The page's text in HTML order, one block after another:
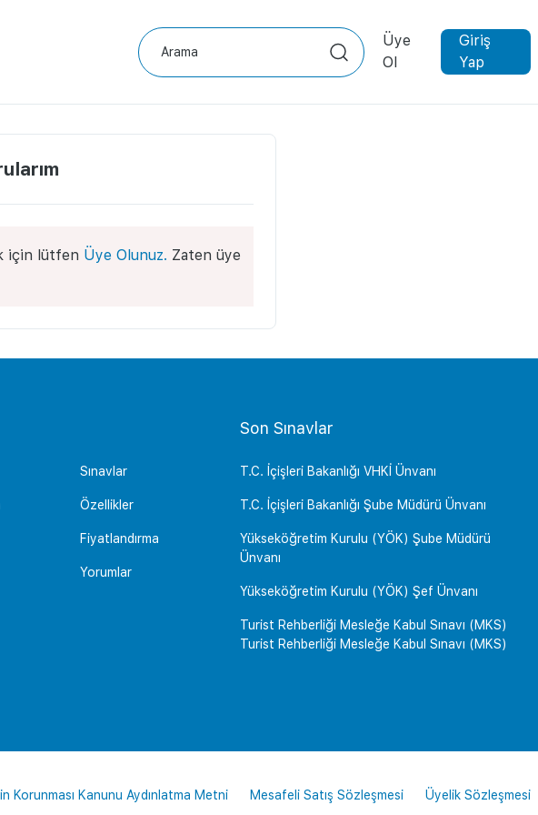
Üye
Ol
Giriş
Yap
için lütfen Üye Olunuz. Zaten üye
Sınavlar
Özellikler
Fiyatlandırma
Yorumlar
Son Sınavlar
T.C. İçişleri Bakanlığı VHKİ Ünvanı
T.C. İçişleri Bakanlığı Şube Müdürü Ünvanı
Yükseköğretim Kurulu (YÖK) Şube Müdürü
Ünvanı
Yükseköğretim Kurulu (YÖK) Şef Ünvanı
Turist Rehberliği Mesleğe Kabul Sınavı (MKS)
Turist Rehberliği Mesleğe Kabul Sınavı (MKS)
Korunması Kanunu Aydınlatma Metni Mesafeli Satış Sözleşmesi Üyelik Sözleşmesi